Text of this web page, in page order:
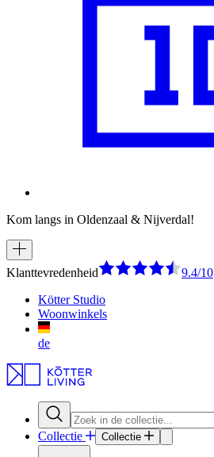
Kom langs in Oldenzaal & Nijverdal!
Klanttevredenheid
9.4/10
Kötter Studio
Woonwinkels
de
Collectie Collectie